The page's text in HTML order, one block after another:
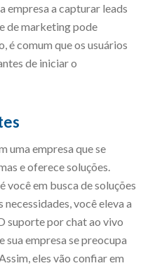
empresa a capturar leads
de marketing pode
é comum que os usuários
de iniciar o
uma empresa que se
e oferece soluções.
você em busca de soluções
você eleva a
suporte por chat ao vivo
sua empresa se preocupa
eles vão confiar em